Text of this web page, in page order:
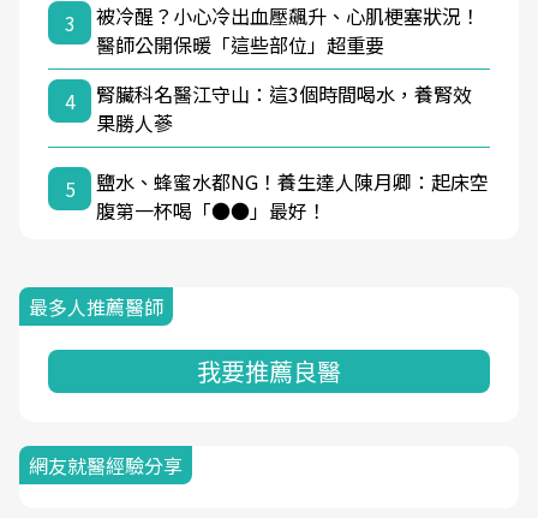
3
被冷醒？小心冷出血壓飆升、心肌梗塞狀況！
醫師公開保暖「這些部位」超重要
4
腎臟科名醫江守山：這3個時間喝水，養腎效
果勝人蔘
5
鹽水、蜂蜜水都NG！養生達人陳月卿：起床空
腹第一杯喝「●●」最好！
最多人推薦醫師
我要推薦良醫
網友就醫經驗分享